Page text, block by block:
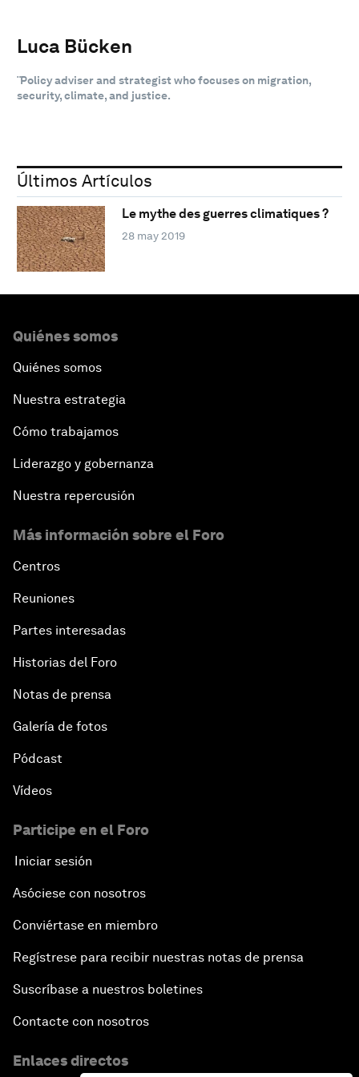
Luca Bücken
¨Policy adviser and strategist who focuses on migration,
security, climate, and justice.
Últimos Artículos
Le mythe des guerres climatiques ?
28 may 2019
Quiénes somos
Quiénes somos
Nuestra estrategia
Cómo trabajamos
Liderazgo y gobernanza
Nuestra repercusión
Más información sobre el Foro
Centros
Reuniones
Partes interesadas
Historias del Foro
Notas de prensa
Galería de fotos
Pódcast
Vídeos
Participe en el Foro
Iniciar sesión
Asóciese con nosotros
Conviértase en miembro
Regístrese para recibir nuestras notas de prensa
Suscríbase a nuestros boletines
Contacte con nosotros
Enlaces directos